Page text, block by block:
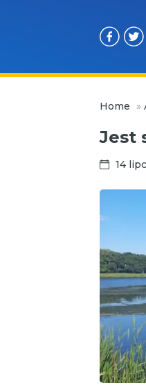
Home »
Jest
14